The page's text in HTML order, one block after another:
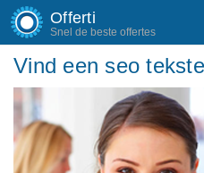
Offerti
Snel de beste offertes
Vind een seo